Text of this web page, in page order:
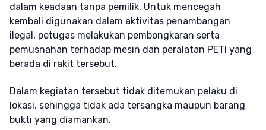
dalam keadaan tanpa pemilik. Untuk mencegah
kembali digunakan dalam aktivitas penambangan
ilegal, petugas melakukan pembongkaran serta
pemusnahan terhadap mesin dan peralatan PETI yang
berada di rakit tersebut.
Dalam kegiatan tersebut tidak ditemukan pelaku di
lokasi, sehingga tidak ada tersangka maupun barang
bukti yang diamankan.